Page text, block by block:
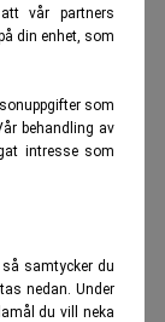
vår partners
din enhet, som
som
behandling av
intresse som
samtycker du
nedan. Under
du vill neka
sedan
skaka är
hur